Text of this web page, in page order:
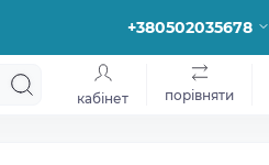
+380502035678
кабінет порівняти